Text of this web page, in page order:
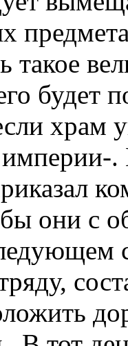
такое
будет
храм
.
они с